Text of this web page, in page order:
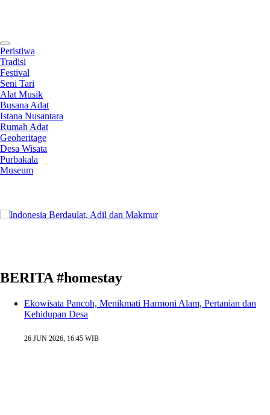
Peristiwa
Tradisi
Festival
Seni Tari
Alat Musik
Busana Adat
Istana Nusantara
Rumah Adat
Geoheritage
Desa Wisata
Purbakala
Museum
BERITA #homestay
Ekowisata Pancoh, Menikmati Harmoni Alam, Pertanian dan
Kehidupan Desa
26 JUN 2026, 16:45 WIB